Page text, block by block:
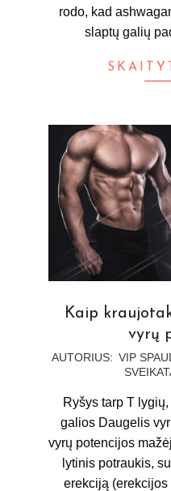
rodo, kad
slaptų galių
Kaip
vyrų
2024-
AUTORIUS: VIP
Ryšys tarp T
galios Daugelis
vyrų potencijos
lytinis potraukis,
erekciją